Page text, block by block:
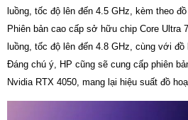
luồng, tốc độ lên đến 4.5 GHz, kèm theo
Phiên bản cao cấp sở hữu chip Core Ultra
luồng, tốc độ lên đến 4.8 GHz, cùng với
Đáng chú ý, HP cũng sẽ cung cấp phiên
Nvidia RTX 4050, mang lại hiệu suất đồ